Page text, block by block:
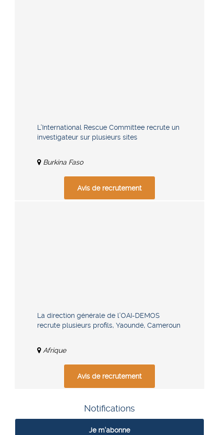
L’International Rescue Committee recrute un
investigateur sur plusieurs sites
Burkina Faso
Avis de recrutement
La direction générale de l’OAI-DEMOS
recrute plusieurs profils, Yaoundé, Cameroun
Afrique
Avis de recrutement
Notifications
Je m'abonne